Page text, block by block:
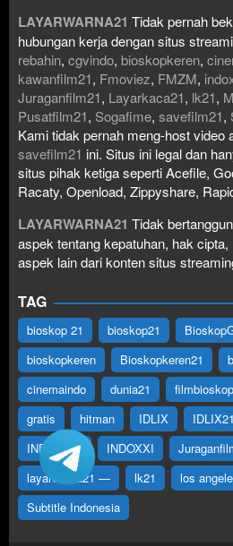
LAYARWARNA21 Tidak pernah
hubungan kerja dengan situs
rebahin, cgvindo, bioskopkeren,
kawanfilm21, Fmoviez, FMZM,
Juraganfilm21, Layarkaca21, lk21,
Pusatfilm21, Sogafime, savefilm21,
Kami tidak pernah meng-host video
savefilm21 ini. Situs ini legal dan
situs pihak ketiga seperti Acefile,
Racaty, Openload, Zippyshare,
LAYARWARNA21 Tidak
aspek tentang kepatuhan, hak
aspek lain dari konten situs
TAG
bioskop 21 bioskop21
bioskopkeren
Bioskopkeren21
cinemaindo
dunia21
gratis
hitman IDLIX IDLIX21
INDOFILM
INDOXXI
layarwarna21 —
lk21 los
Subtitle Indonesia